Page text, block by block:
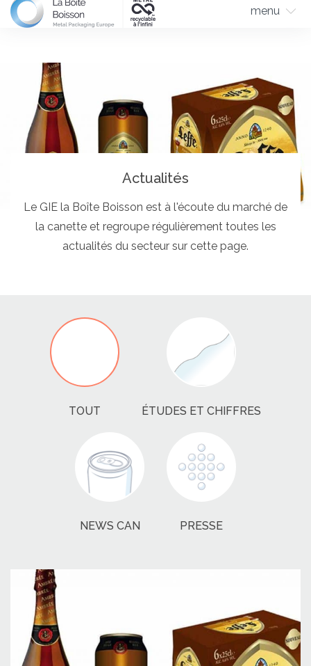
menu
Actualités
Le GIE la Boîte Boisson est à l'écoute du marché de
la canette et regroupe régulièrement toutes les
actualités du secteur sur cette page.
TOUT ÉTUDES ET CHIFFRES
NEWS CAN PRESSE